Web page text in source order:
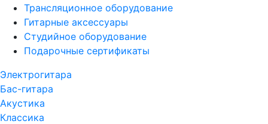
Трансляционное оборудование
Гитарные аксессуары
Студийное оборудование
Подарочные сертификаты
Электрогитара
Бас-гитара
Акустика
Классика